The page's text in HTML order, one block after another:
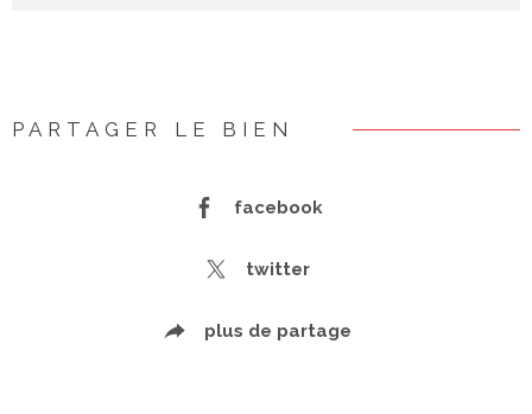
PARTAGER LE BIEN
facebook
twitter
plus de partage